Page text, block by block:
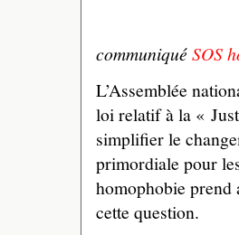
communiquéSOS
L’Assemblée
loi relatif à la «
simplifier le
primordiale pour
homophobie prend
cette question.